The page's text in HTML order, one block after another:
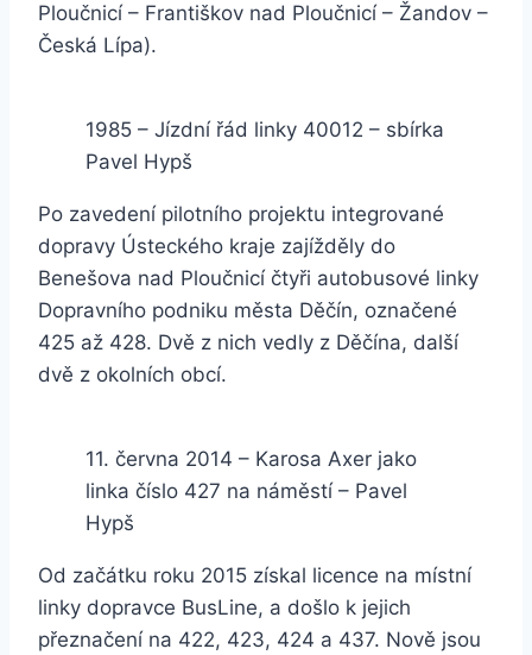
Ploučnicí – Františkov nad Ploučnicí – Žandov –
Česká Lípa).
1985 – Jízdní řád linky 40012 – sbírka
Pavel Hypš
Po zavedení pilotního projektu integrované
dopravy Ústeckého kraje zajížděly do
Benešova nad Ploučnicí čtyři autobusové linky
Dopravního podniku města Děčín, označené
425 až 428. Dvě z nich vedly z Děčína, další
dvě z okolních obcí.
11. června 2014 – Karosa Axer jako
linka číslo 427 na náměstí – Pavel
Hypš
Od začátku roku 2015 získal licence na místní
linky dopravce BusLine, a došlo k jejich
přeznačení na 422, 423, 424 a 437. Nově jsou